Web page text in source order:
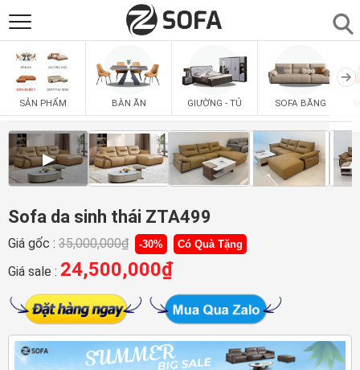
SẢN PHẨM
SOFAS
PHÒNG ĂN ▼
PHÒNG NGỦ
PHÒNG KHÁCH
LIÊN HỆ
SẢN PHẨM BÀN ĂN GIƯỜNG - TỦ SOFA BĂNG
▶
Sofa da sinh thái ZTA499
Giá gốc : 35,000,000₫ -30% Có Quà Tặng
Giá sale : 24,500,000₫